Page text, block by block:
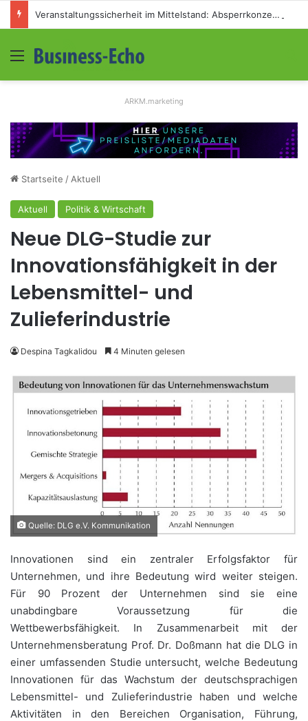
Veranstaltungssicherheit im Mittelstand: Absperrkonzepte für temporäre Außengelände
Menü
ARKM.marketing
Startseite / Aktuell
Aktuell Politik & Wirtschaft
Neue DLG-Studie zur
Innovationsfähigkeit in der
Lebensmittel- und
Zulieferindustrie
Despina Tagkalidou 4 Minuten gelesen
Quelle: DLG e.V. Kommunikation
Innovationen sind ein zentraler Erfolgsfaktor für
Unternehmen, und ihre Bedeutung wird weiter steigen.
Für 90 Prozent der Unternehmen sind sie eine
unabdingbare Voraussetzung für die
Wettbewerbsfähigkeit. In Zusammenarbeit mit der
Unternehmensberatung Prof. Dr. Doßmann hat die DLG in
einer umfassenden Studie untersucht, welche Bedeutung
Innovationen für das Wachstum der deutschsprachigen
Lebensmittel- und Zulieferindustrie haben und welche
Aktivitäten in den Bereichen Organisation, Führung,